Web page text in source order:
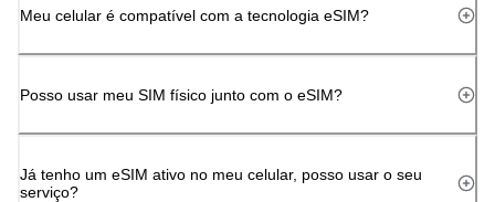
Meu celular é compatível com a tecnologia eSIM?
Posso usar meu SIM físico junto com o eSIM?
Já tenho um eSIM ativo no meu celular, posso usar o seu
serviço?